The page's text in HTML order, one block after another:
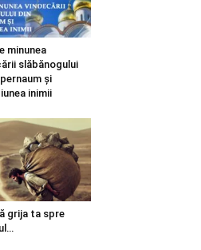
minunea
slăbănogului
și
inimii
grija ta spre